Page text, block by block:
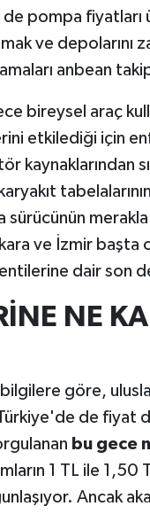
pompa fiyatları
ve depolarını
anbean
bireysel araç
etkilediği için
kaynaklarından
sürücünün
ve İzmir başta
dair son
NE
göre,
de fiyat
bu gece
1 TL ile 1,50
Ancak